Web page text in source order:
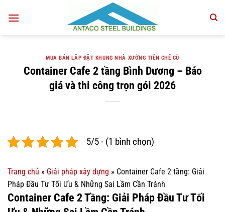
qua
MUA BÁN LẮP ĐẶT KHUNG NHÀ XƯỞNG TIỀN CHẾ CŨ
Container Cafe 2 tầng Bình Dương – Báo
giá và thi công trọn gói 2026
5/5 - (1 bình chọn)
Trang chủ » Giải pháp xây dựng » Container Cafe 2 tầng: Giải
Pháp Đầu Tư Tối Ưu & Những Sai Lầm Cần Tránh
Container Cafe 2 Tầng: Giải Pháp Đầu Tư Tối